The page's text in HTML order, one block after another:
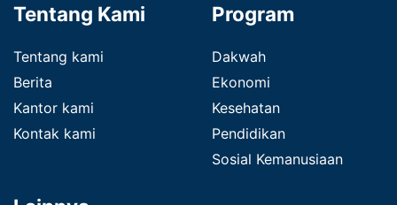
Tentang Kami
Tentang kami
Berita
Kantor kami
Kontak kami
Program
Dakwah
Ekonomi
Kesehatan
Pendidikan
Sosial Kemanusiaan